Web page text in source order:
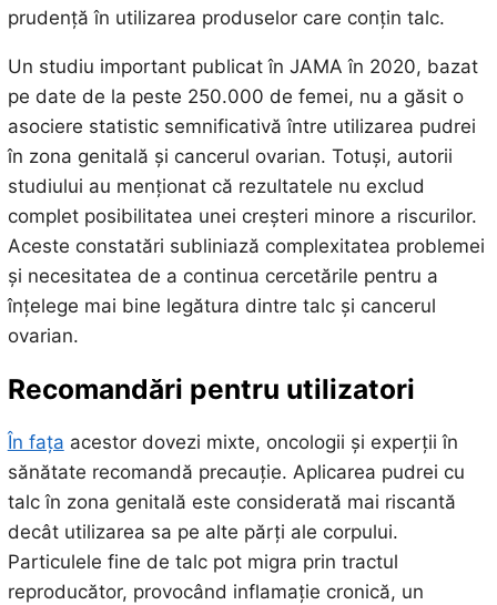
prudență în utilizarea produselor care conțin talc.
Un studiu important publicat în JAMA în 2020, bazat
pe date de la peste 250.000 de femei, nu a găsit o
asociere statistic semnificativă între utilizarea pudrei
în zona genitală și cancerul ovarian. Totuși, autorii
studiului au menționat că rezultatele nu exclud
complet posibilitatea unei creșteri minore a riscurilor.
Aceste constatări subliniază complexitatea problemei
și necesitatea de a continua cercetările pentru a
înțelege mai bine legătura dintre talc și cancerul
ovarian.
Recomandări pentru utilizatori
În fața acestor dovezi mixte, oncologii și experții în
sănătate recomandă precauție. Aplicarea pudrei cu
talc în zona genitală este considerată mai riscantă
decât utilizarea sa pe alte părți ale corpului.
Particulele fine de talc pot migra prin tractul
reproducător, provocând inflamație cronică, un